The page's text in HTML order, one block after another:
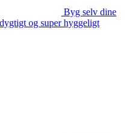
Byg selv dine
og super hyggeligt